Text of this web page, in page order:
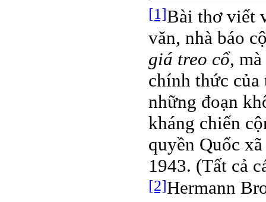
[1]Bài thơ viết
văn, nhà báo
giá treo cổ,
chính thức của
những đoạn
kháng chiến
quyền Quốc
1943. (Tất cả
[2]Hermann